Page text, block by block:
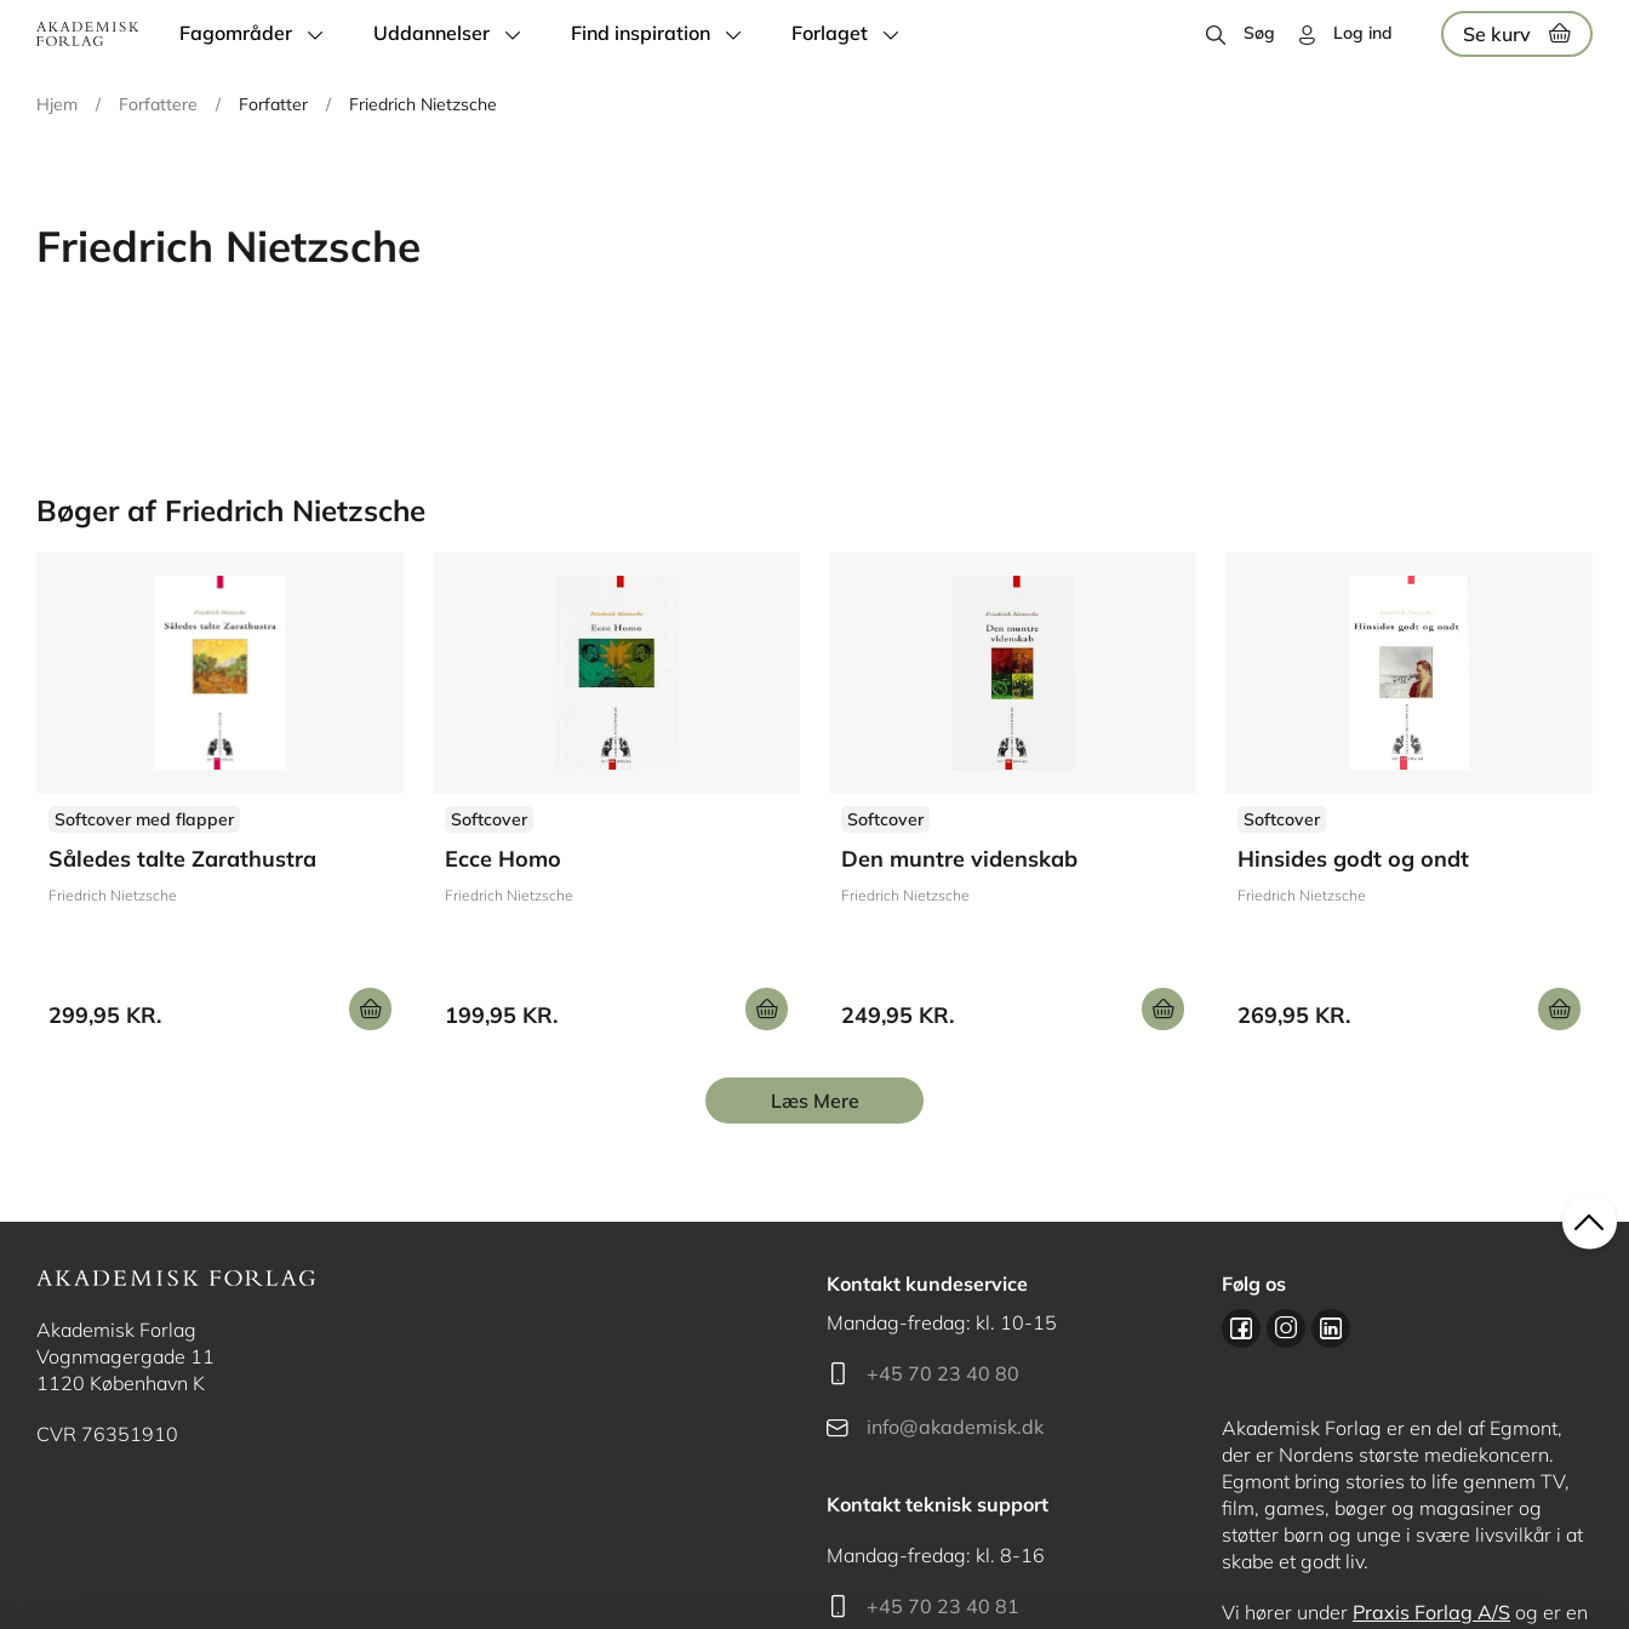
Main
Fagområder Uddannelser Find inspiration Forlaget Søg Log ind Se kurv
Hjem / Forfattere / Forfatter / Friedrich Nietzsche
Friedrich Nietzsche
Bøger af Friedrich Nietzsche
Softcover med flapper
Således talte Zarathustra
Friedrich Nietzsche
299,95 KR.
Softcover
Ecce Homo
Friedrich Nietzsche
199,95 KR.
Softcover
Den muntre videnskab
Friedrich Nietzsche
249,95 KR.
Softcover
Hinsides godt og ondt
Friedrich Nietzsche
269,95 KR.
Læs Mere
Akademisk Forlag
Vognmagergade 11
1120 København K
CVR 76351910
Kontakt kundeservice
Mandag-fredag: kl. 10-15
+45 70 23 40 80
info@akademisk.dk
Kontakt teknisk support
Mandag-fredag: kl. 8-16
+45 70 23 40 81
Følg os
Akademisk Forlag er en del af Egmont,
der er Nordens største mediekoncern.
Egmont bring stories to life gennem TV,
film, games, bøger og magasiner og
støtter børn og unge i svære livsvilkår i at
skabe et godt liv.
Vi hører under Praxis Forlag A/S og er en